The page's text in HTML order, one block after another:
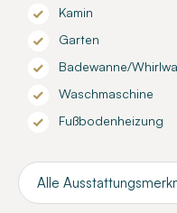
Kamin
Garten
Badewanne/
Waschmaschine
Fußbodenheizung
Alle